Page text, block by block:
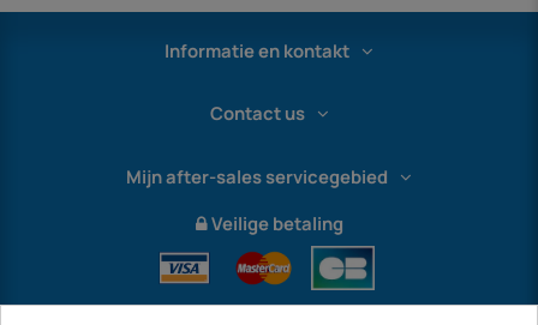
Informatie en kontakt
Contact us
Mijn after-sales servicegebied
Veilige betaling